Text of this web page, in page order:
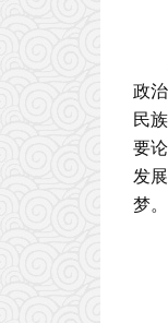
政
民
要
发
梦。